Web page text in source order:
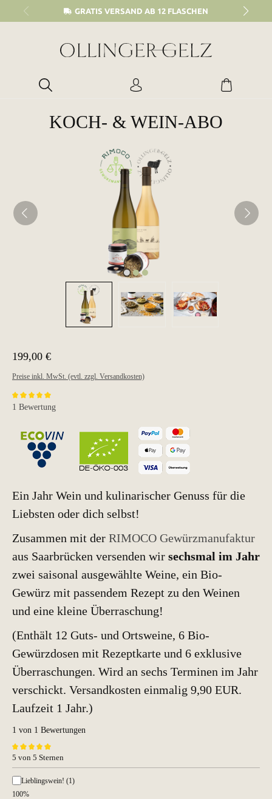
springen GRATIS VERSAND AB 12 FLASCHEN
KOCH- & WEIN-ABO
Bildergalerie überspringen
199,00 €
Preise inkl. MwSt. (evtl. zzgl. Versandkosten)
Durchschnittliche Bewertung von 5 von 5 Sternen
1 Bewertung
Ein Jahr Wein und kulinarischer Genuss für die
Liebsten oder dich selbst!
Zusammen mit der RIMOCO Gewürzmanufaktur
aus Saarbrücken versenden wir sechsmal im Jahr
zwei saisonal ausgewählte Weine, ein Bio-
Gewürz mit passendem Rezept zu den Weinen
und eine kleine Überraschung!
(Enthält 12 Guts- und Ortsweine, 6 Bio-
Gewürzdosen mit Rezeptkarte und 6 exklusive
Überraschungen. Wird an sechs Terminen im Jahr
verschickt. Versandkosten einmalig 9,90 EUR.
Laufzeit 1 Jahr.)
1 von 1 Bewertungen
Durchschnittliche Bewertung von 5 von 5 Sternen
5 von 5 Sternen
Lieblingswein! (1)
100%